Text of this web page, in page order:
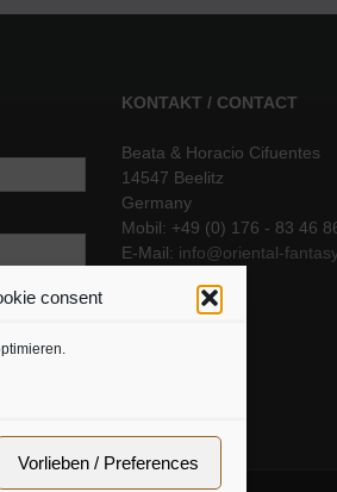
consent
Vorlieben / Preferences
unsere
KONTAKT / CONTACT
Beata & Horacio Cifuentes
14547 Beelitz
Germany
Mobil: +49 (0) 176 - 83 46
E-Mail: info@oriental-